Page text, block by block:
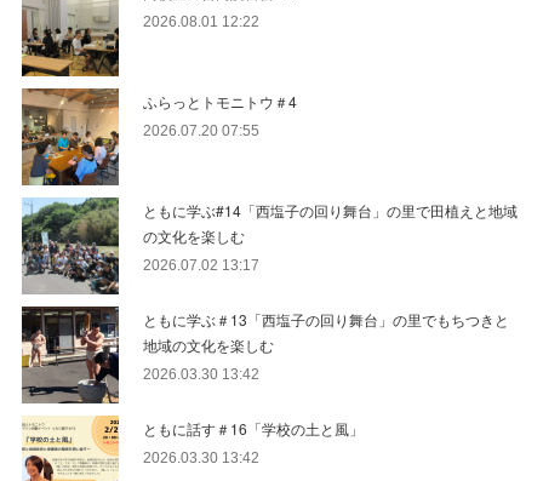
2026.08.01 12:22
ふらっとトモニトウ＃4
2026.07.20 07:55
ともに学ぶ#14「西塩子の回り舞台」の里で田植えと地域
の文化を楽しむ
2026.07.02 13:17
ともに学ぶ＃13「西塩子の回り舞台」の里でもちつきと
地域の文化を楽しむ
2026.03.30 13:42
ともに話す＃16「学校の土と風」
2026.03.30 13:42